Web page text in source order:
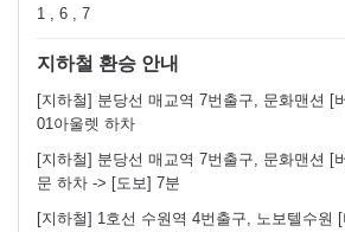
1 , 6 , 7
지하철 환승 안내
[지하철] 분당선 매교역 7번출구, 문화맨션 [
01아울렛 하차
[지하철] 분당선 매교역 7번출구, 문화맨션 [
문 하차 -> [도보] 7분
[지하철] 1호선 수원역 4번출구, 노보텔수원